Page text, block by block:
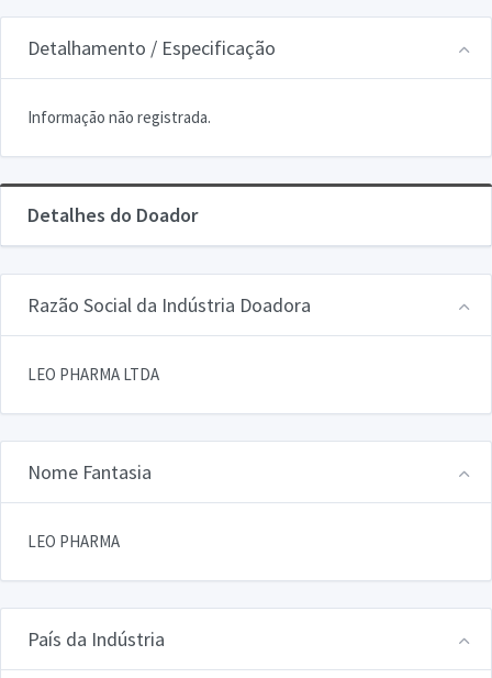
Detalhamento / Especificação
Informação não registrada.
Detalhes do Doador
Razão Social da Indústria Doadora
LEO PHARMA LTDA
Nome Fantasia
LEO PHARMA
País da Indústria